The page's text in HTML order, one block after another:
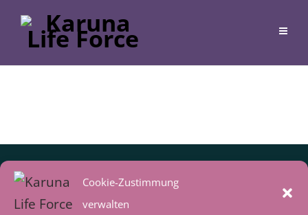
Cookie-Zustimmung
verwalten